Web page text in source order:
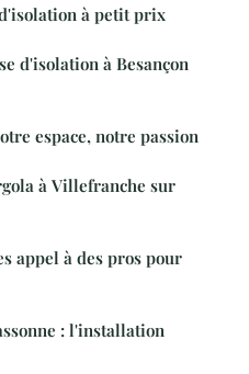
à petit prix
d'isolation à Besançon
espace, notre passion
à Villefranche sur
appel à des pros pour
: l'installation